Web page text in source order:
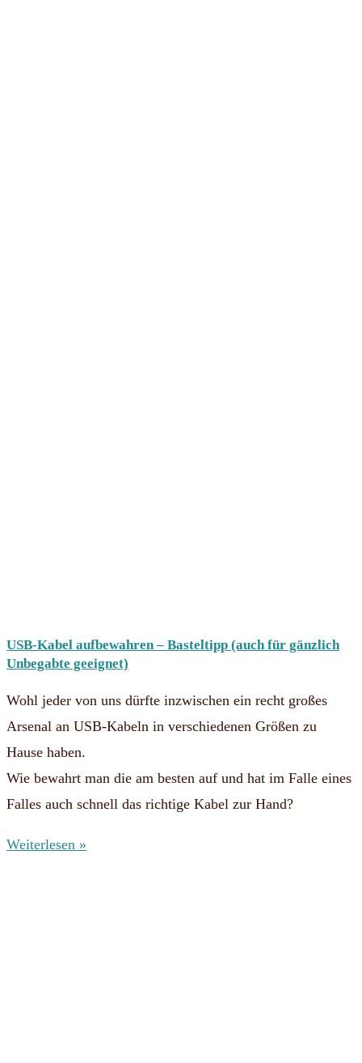
USB-Kabel aufbewahren – Basteltipp (auch für gänzlich
Unbegabte geeignet)
Wohl jeder von uns dürfte inzwischen ein recht großes
Arsenal an USB-Kabeln in verschiedenen Größen zu
Hause haben.
Wie bewahrt man die am besten auf und hat im Falle eines
Falles auch schnell das richtige Kabel zur Hand?
Weiterlesen »